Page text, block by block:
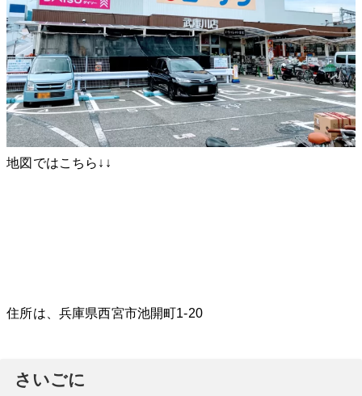
地図ではこちら↓↓
住所は、兵庫県西宮市池開町1-20
さいごに